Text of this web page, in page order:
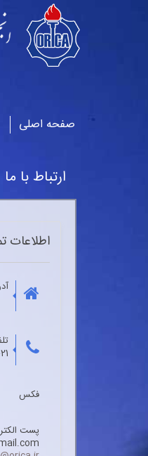
صفحه اصلی
ارتباط با ما
اطلاعات
021
فکس
پست